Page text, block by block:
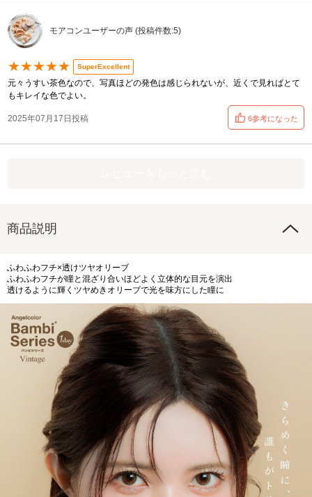
モアコンユーザーの声 (投稿件数:5)
★★★★★ SuperExcellent
元々うすい茶色なので、写真ほどの発色は感じられないが、近くで見ればとて
もキレイな色でよい。
2025年07月17日投稿 6参考になった
商品説明
ふわふわフチ×透けツヤオリーブ
ふわふわフチが瞳と混ざり合いほどよく立体的な目元を演出
透けるように輝くツヤめきオリーブで光を味方にした瞳に